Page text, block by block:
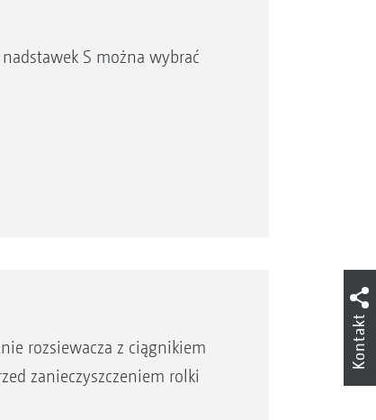
S można wybrać
rozsiewacza z ciągnikiem
zanieczyszczeniem rolki
Kontakt